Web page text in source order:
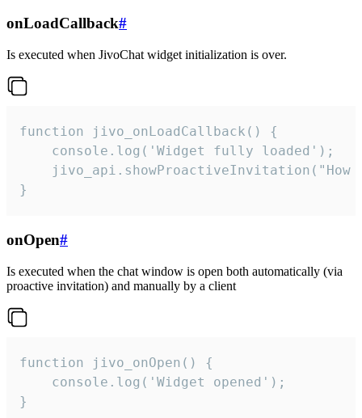
onLoadCallback#
Is executed when JivoChat widget initialization is over.
function jivo_onLoadCallback() {
    console.log('Widget fully loaded');
jivo_api.showProactiveInvitation("How
}
onOpen#
Is executed when the chat window is open both automatically (via
proactive invitation) and manually by a client
function jivo_onOpen() {
    console.log('Widget opened');
}